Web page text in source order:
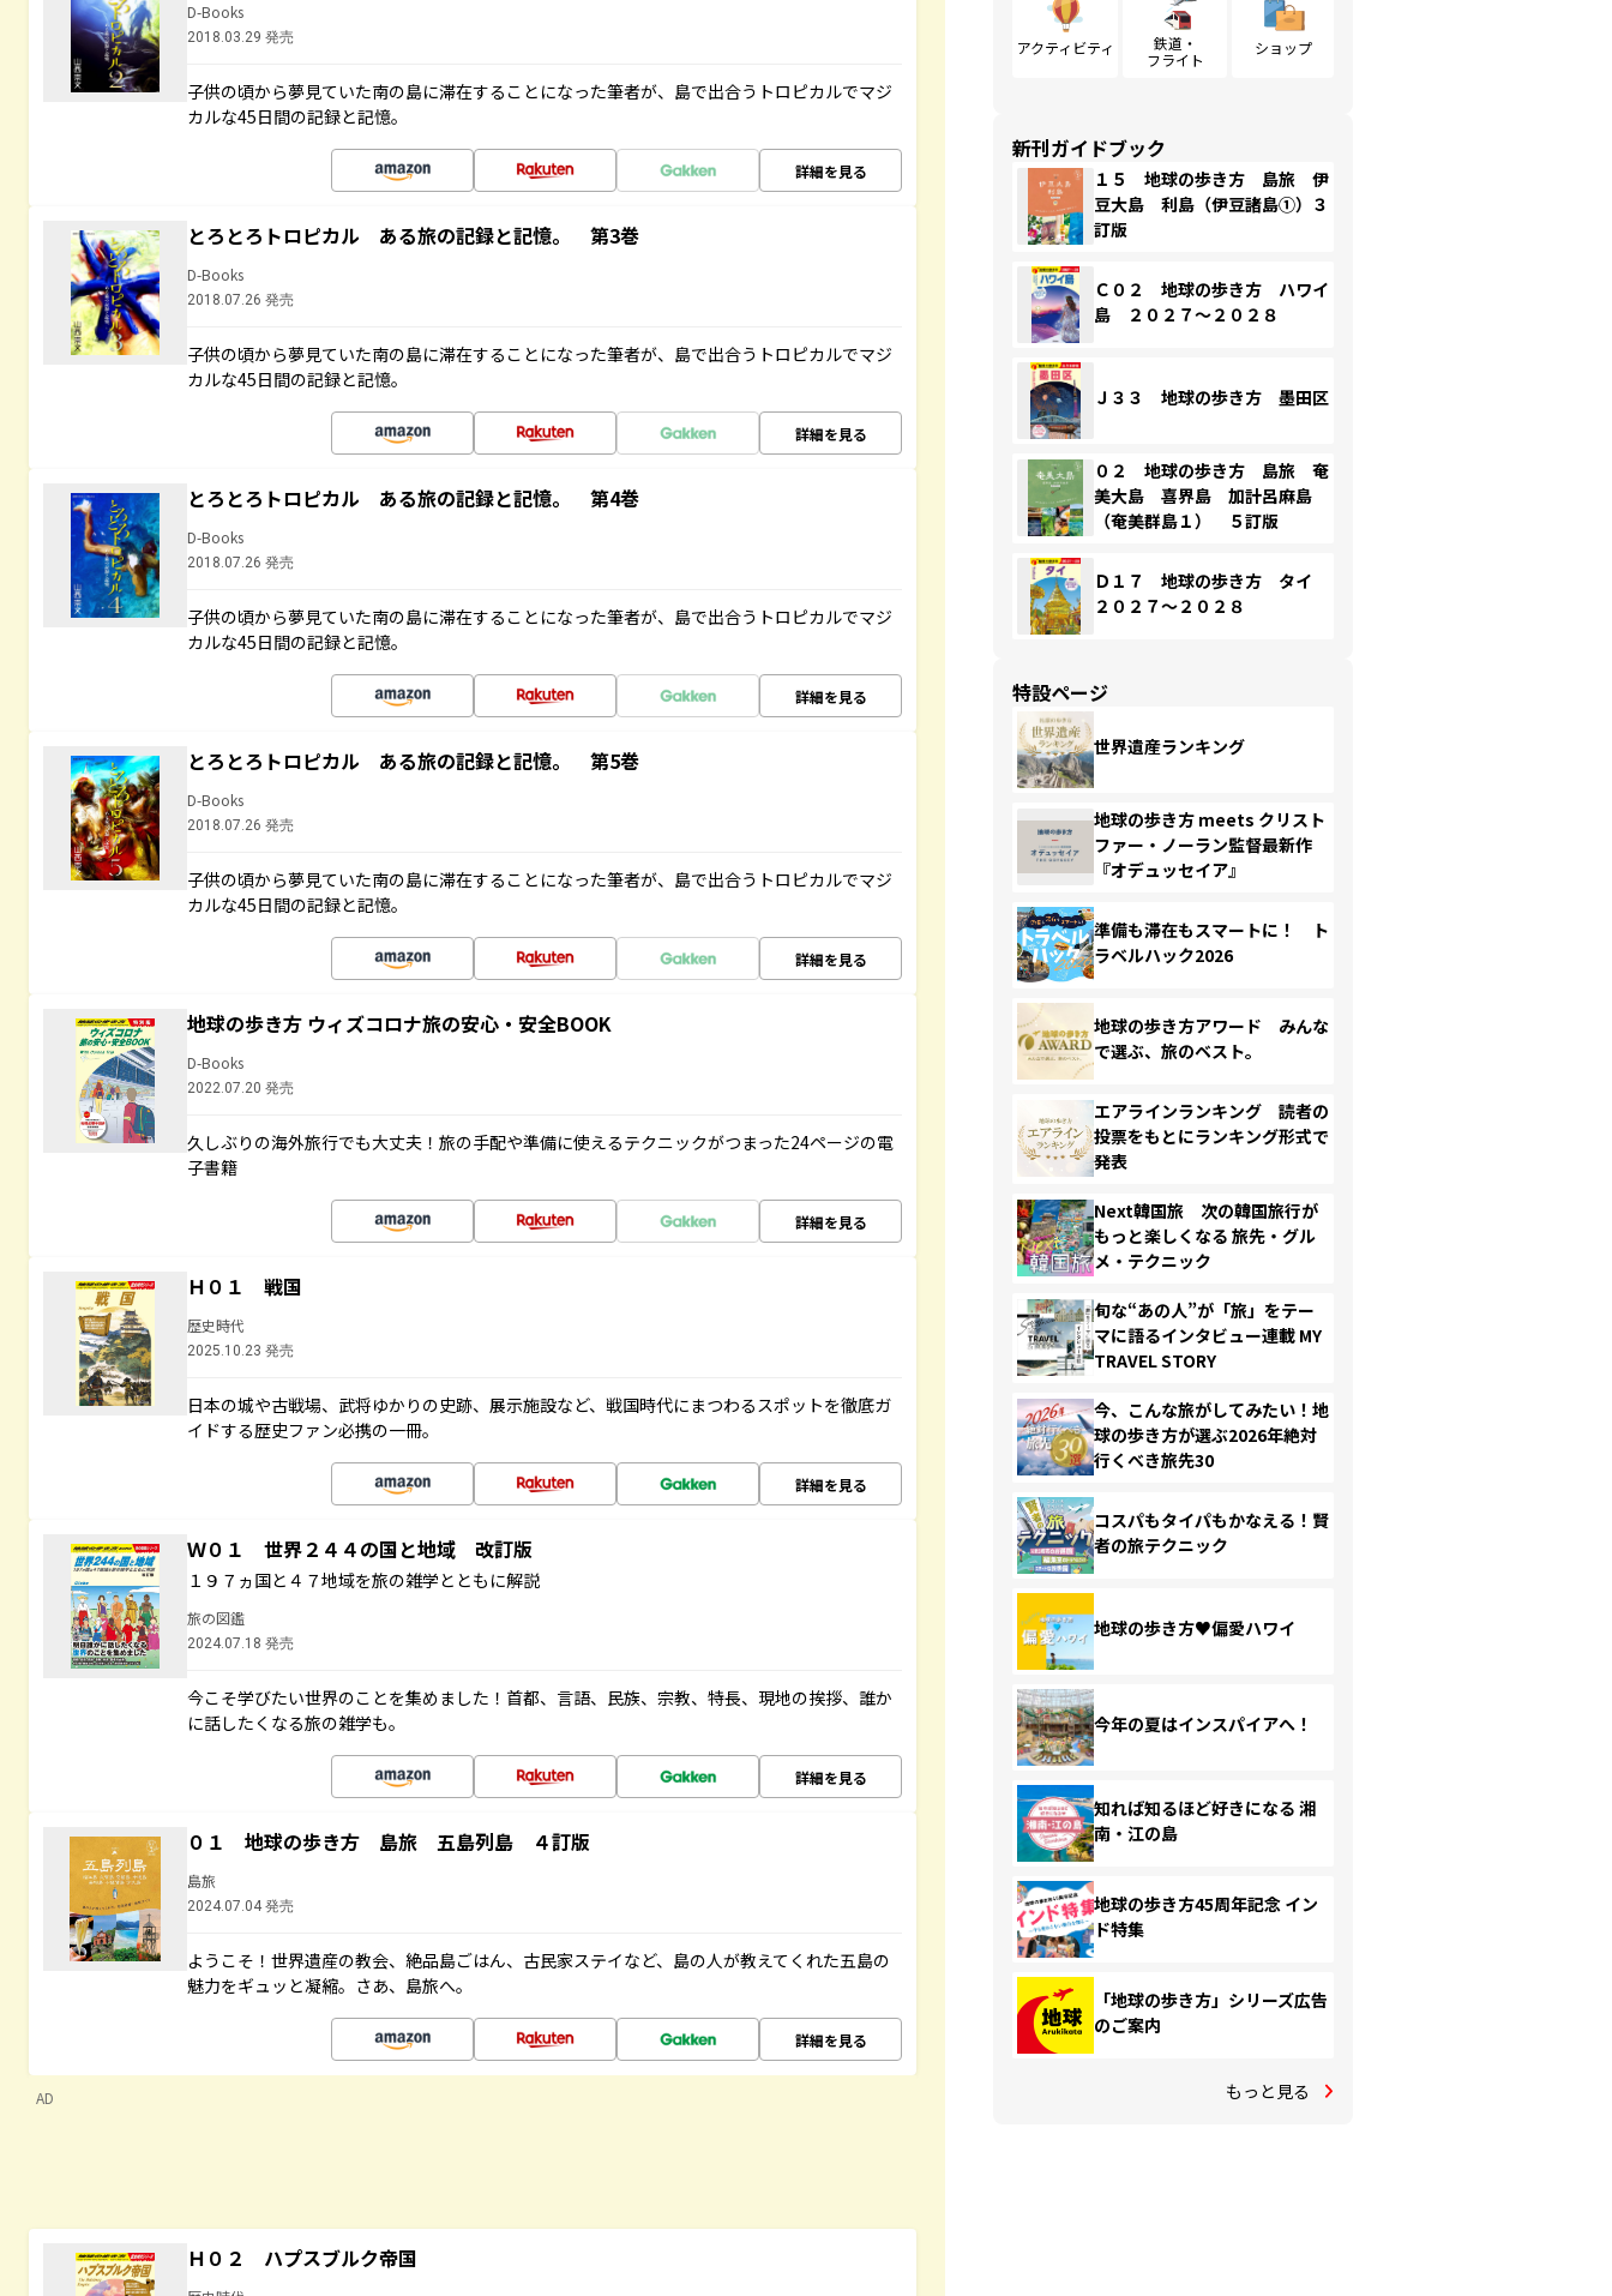
D-Books
2018.03.29 発売
子供の頃から夢見ていた南の島に滞在することになった筆者が、島で出合うトロピカルでマジ
カルな45日間の記録と記憶。
詳細を見る
とろとろトロピカル ある旅の記録と記憶。 第3巻
D-Books
2018.07.26 発売
子供の頃から夢見ていた南の島に滞在することになった筆者が、島で出合うトロピカルでマジ
カルな45日間の記録と記憶。
詳細を見る
とろとろトロピカル ある旅の記録と記憶。 第4巻
D-Books
2018.07.26 発売
子供の頃から夢見ていた南の島に滞在することになった筆者が、島で出合うトロピカルでマジ
カルな45日間の記録と記憶。
詳細を見る
とろとろトロピカル ある旅の記録と記憶。 第5巻
D-Books
2018.07.26 発売
子供の頃から夢見ていた南の島に滞在することになった筆者が、島で出合うトロピカルでマジ
カルな45日間の記録と記憶。
詳細を見る
地球の歩き方 ウィズコロナ旅の安心・安全BOOK
D-Books
2022.07.20 発売
久しぶりの海外旅行でも大丈夫！旅の手配や準備に使えるテクニックがつまった24ページの電
子書籍
詳細を見る
Ｈ０１ 戦国
歴史時代
2025.10.23 発売
日本の城や古戦場、武将ゆかりの史跡、展示施設など、戦国時代にまつわるスポットを徹底ガ
イドする歴史ファン必携の一冊。
詳細を見る
Ｗ０１ 世界２４４の国と地域 改訂版
１９７ヵ国と４７地域を旅の雑学とともに解説
旅の図鑑
2024.07.18 発売
今こそ学びたい世界のことを集めました！首都、言語、民族、宗教、特長、現地の挨拶、誰か
に話したくなる旅の雑学も。
詳細を見る
０１ 地球の歩き方 島旅 五島列島 ４訂版
島旅
2024.07.04 発売
ようこそ！世界遺産の教会、絶品島ごはん、古民家ステイなど、島の人が教えてくれた五島の
魅力をギュッと凝縮。さあ、島旅へ。
詳細を見る
AD
Ｈ０２ ハプスブルク帝国
アクティビティ
鉄道・
フライト
ショップ
新刊ガイドブック
１５ 地球の歩き方 島旅 伊
豆大島 利島（伊豆諸島①）３
訂版
Ｃ０２ 地球の歩き方 ハワイ
島 ２０２７～２０２８
Ｊ３３ 地球の歩き方 墨田区
０２ 地球の歩き方 島旅 奄
美大島 喜界島 加計呂麻島
（奄美群島１） ５訂版
Ｄ１７ 地球の歩き方 タイ
２０２７～２０２８
特設ページ
世界遺産ランキング
地球の歩き方 meets クリスト
ファー・ノーラン監督最新作
『オデュッセイア』
準備も滞在もスマートに！ ト
ラベルハック2026
地球の歩き方アワード みんな
で選ぶ、旅のベスト。
エアラインランキング 読者の
投票をもとにランキング形式で
発表
Next韓国旅 次の韓国旅行が
もっと楽しくなる 旅先・グル
メ・テクニック
旬な“あの人”が「旅」をテー
マに語るインタビュー連載 MY
TRAVEL STORY
今、こんな旅がしてみたい！地
球の歩き方が選ぶ2026年絶対
行くべき旅先30
コスパもタイパもかなえる！賢
者の旅テクニック
地球の歩き方♥偏愛ハワイ
今年の夏はインスパイアへ！
知れば知るほど好きになる 湘
南・江の島
地球の歩き方45周年記念 イン
ド特集
「地球の歩き方」シリーズ広告
のご案内
もっと見る